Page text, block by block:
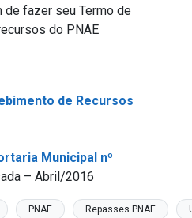
de fazer seu Termo de
do PNAE
de Recursos
Municipal nº
– Abril/2016
PNAE Repasses PNAE